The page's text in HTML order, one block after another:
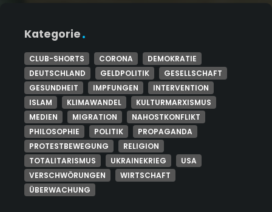
Kategorie
CLUB-SHORTS CORONA
DEMOKRATIE
DEUTSCHLAND
GELDPOLITIK
GESELLSCHAFT
GESUNDHEIT
IMPFUNGEN
INTERVENTION
ISLAM
KLIMAWANDEL
KULTURMARXISMUS
MEDIEN
MIGRATION
NAHOSTKONFLIKT
PHILOSOPHIE
POLITIK
PROPAGANDA
PROTESTBEWEGUNG
RELIGION
TOTALITARISMUS
UKRAINEKRIEG
USA
VERSCHWÖRUNGEN
WIRTSCHAFT
ÜBERWACHUNG